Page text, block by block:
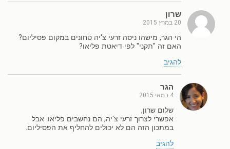
שרון
20 במרץ 2015
הי הגר, מישהו ניסה זרעי צ'יה טחונים במקום פסיליום?
האם זה "תקני" לפי דיאטת פליאו?
להגיב
הגר
4 במאי 2015
שלום שרון,
אפשרי לצרוך זרעי צ'יה, הם נחשבים פליאו. אבל
במתכון הזה הם לא יכולים להחליף את הפסיליום.
להגיב